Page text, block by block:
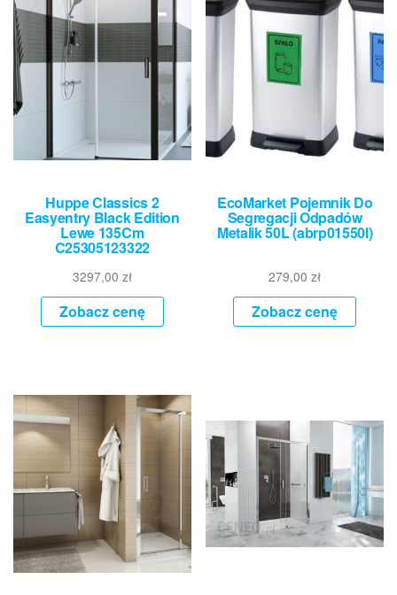
Huppe Classics 2
Easyentry Black Edition
Lewe 135Cm
C25305123322
3297,00 zł
Zobacz cenę
EcoMarket Pojemnik Do
Segregacji Odpadów
Metalik 50L (abrp01550l)
279,00zł
Zobacz cenę